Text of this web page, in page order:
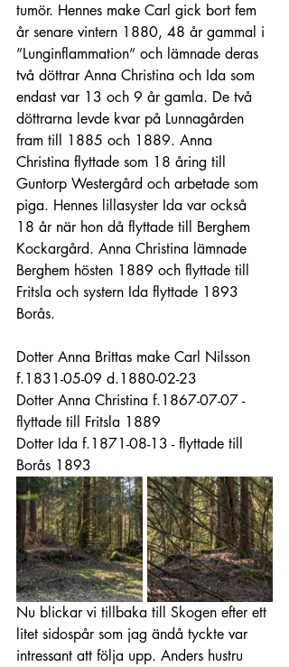
tumör. Hennes make Carl gick bort fem
år senare vintern 1880, 48 år gammal i
”Lunginflammation” och lämnade deras
två döttrar Anna Christina och Ida som
endast var 13 och 9 år gamla. De två
döttrarna levde kvar på Lunnagården
fram till 1885 och 1889. Anna
Christina flyttade som 18 åring till
Guntorp Westergård och arbetade som
piga. Hennes lillasyster Ida var också
18 år när hon då flyttade till Berghem
Kockargård. Anna Christina lämnade
Berghem hösten 1889 och flyttade till
Fritsla och systern Ida flyttade 1893
Borås.
Dotter Anna Brittas make Carl Nilsson
f.1831-05-09 d.1880-02-23
Dotter Anna Christina f.1867-07-07 -
flyttade till Fritsla 1889
Dotter Ida f.1871-08-13 - flyttade till
Borås 1893
Nu blickar vi tillbaka till Skogen efter ett
litet sidospår som jag ändå tyckte var
intressant att följa upp. Anders hustru